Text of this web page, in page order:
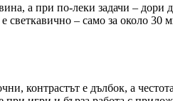
а при по-леки задачи – дори
светкавично – само за около
контрастът е дълбок, а